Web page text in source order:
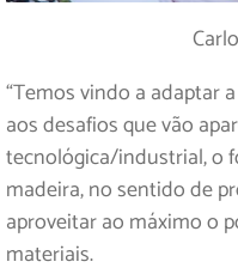
“Temos vindo a adaptar
aos desafios que vão
tecnológica/industrial, o
madeira, no sentido de
aproveitar ao máximo o
materiais.